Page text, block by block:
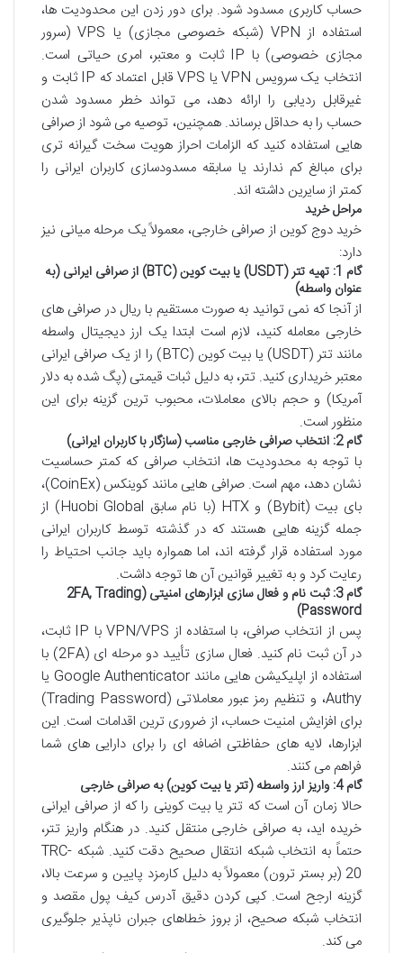
حساب کاربری مسدود شود. برای دور زدن این محدودیت ها،
استفاده از VPN (شبکه خصوصی مجازی) یا VPS (سرور
مجازی خصوصی) با IP ثابت و معتبر، امری حیاتی است.
انتخاب یک سرویس VPN یا VPS قابل اعتماد که IP ثابت و
غیرقابل ردیابی را ارائه دهد، می تواند خطر مسدود شدن
حساب را به حداقل برساند. همچنین، توصیه می شود از صرافی
هایی استفاده کنید که الزامات احراز هویت سخت گیرانه تری
برای مبالغ کم ندارند یا سابقه مسدودسازی کاربران ایرانی را
کمتر از سایرین داشته اند.
مراحل خرید
خرید دوج کوین از صرافی خارجی، معمولاً یک مرحله میانی نیز
دارد:
گام 1: تهیه تتر (USDT) یا بیت کوین (BTC) از صرافی ایرانی (به
عنوان واسطه)
از آنجا که نمی توانید به صورت مستقیم با ریال در صرافی های
خارجی معامله کنید، لازم است ابتدا یک ارز دیجیتال واسطه
مانند تتر (USDT) یا بیت کوین (BTC) را از یک صرافی ایرانی
معتبر خریداری کنید. تتر، به دلیل ثبات قیمتی (پگ شده به دلار
آمریکا) و حجم بالای معاملات، محبوب ترین گزینه برای این
منظور است.
گام 2: انتخاب صرافی خارجی مناسب (سازگار با کاربران ایرانی)
با توجه به محدودیت ها، انتخاب صرافی که کمتر حساسیت
نشان دهد، مهم است. صرافی هایی مانند کوینکس (CoinEx)،
بای بیت (Bybit) و HTX (با نام سابق Huobi Global) از
جمله گزینه هایی هستند که در گذشته توسط کاربران ایرانی
مورد استفاده قرار گرفته اند، اما همواره باید جانب احتیاط را
رعایت کرد و به تغییر قوانین آن ها توجه داشت.
گام 3: ثبت نام و فعال سازی ابزارهای امنیتی (2FA, Trading
Password)
پس از انتخاب صرافی، با استفاده از VPN/VPS با IP ثابت،
در آن ثبت نام کنید. فعال سازی تأیید دو مرحله ای (2FA) با
استفاده از اپلیکیشن هایی مانند Google Authenticator یا
Authy، و تنظیم رمز عبور معاملاتی (Trading Password)
برای افزایش امنیت حساب، از ضروری ترین اقدامات است. این
ابزارها، لایه های حفاظتی اضافه ای را برای دارایی های شما
فراهم می کنند.
گام 4: واریز ارز واسطه (تتر یا بیت کوین) به صرافی خارجی
حالا زمان آن است که تتر یا بیت کوینی را که از صرافی ایرانی
خریده اید، به صرافی خارجی منتقل کنید. در هنگام واریز تتر،
حتماً به انتخاب شبکه انتقال صحیح دقت کنید. شبکه TRC-
20 (بر بستر ترون) معمولاً به دلیل کارمزد پایین و سرعت بالا،
گزینه ارجح است. کپی کردن دقیق آدرس کیف پول مقصد و
انتخاب شبکه صحیح، از بروز خطاهای جبران ناپذیر جلوگیری
می کند.